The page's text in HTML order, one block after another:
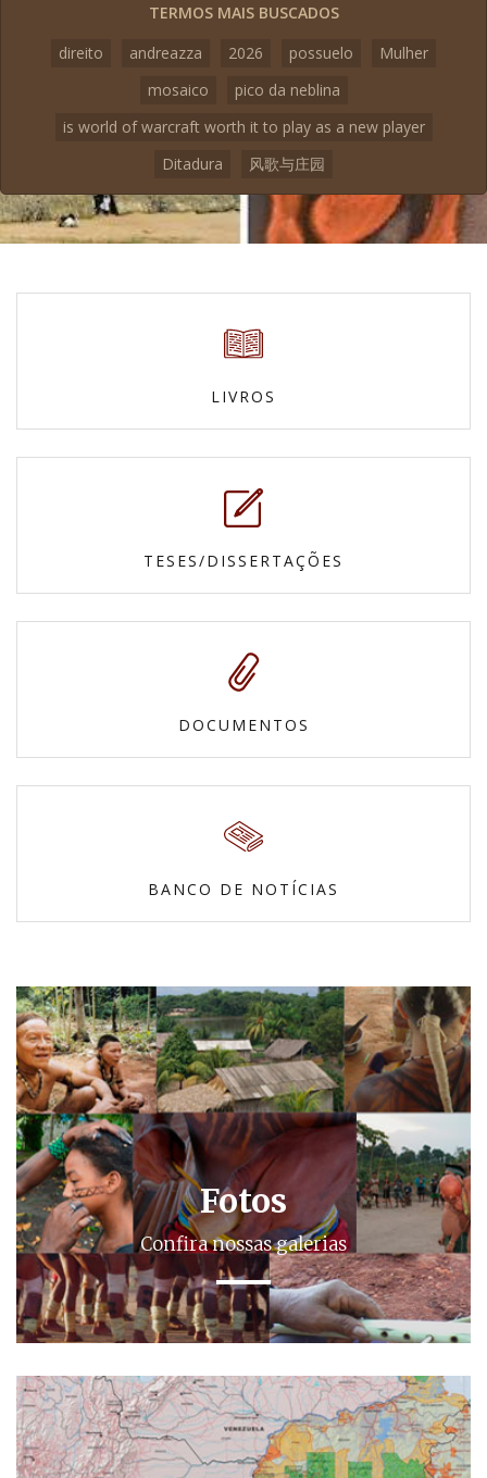
TERMOS MAIS BUSCADOS
direito
andreazza 2026 possuelo
Mulher
mosaico
pico da neblina
is world of warcraft worth it to play as a new player
Ditadura
风歌与庄园
LIVROS
TESES/DISSERTAÇÕES
DOCUMENTOS
BANCO DE NOTÍCIAS
Fotos
Confira nossas galerias